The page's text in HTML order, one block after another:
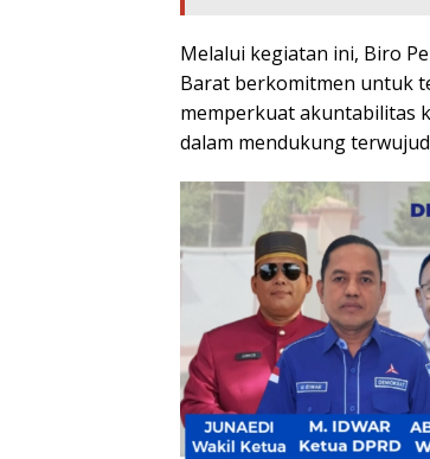
Melalui kegiatan ini, Biro
Barat berkomitmen untuk
memperkuat akuntabilitas
dalam mendukung